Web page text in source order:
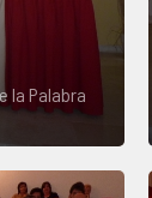
la Palabra